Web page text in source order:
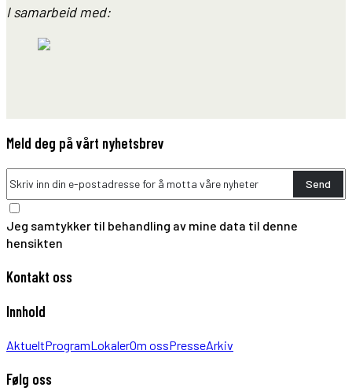
I samarbeid med:
Meld deg på vårt nyhetsbrev
Send
Jeg samtykker til behandling av mine data til denne
hensikten
Kontakt oss
Innhold
AktueltProgramLokalerOm ossPresseArkiv
Følg oss